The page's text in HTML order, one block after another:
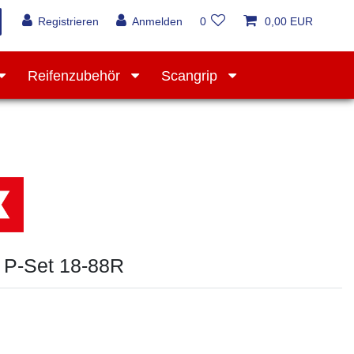
Registrieren Anmelden 0 0,00 EUR
Reifenzubehör Scangrip
Set 18-88R